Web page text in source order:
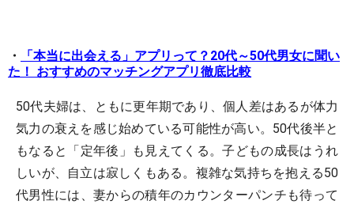
・
「本当に出会える」アプリって？20代～50代男女に聞い
た！ おすすめのマッチングアプリ徹底比較
50代夫婦は、ともに更年期であり、個人差はあるが体力
気力の衰えを感じ始めている可能性が高い。50代後半と
もなると「定年後」も見えてくる。子どもの成長はうれ
しいが、自立は寂しくもある。複雑な気持ちを抱える50
代男性には、妻からの積年のカウンターパンチも待って